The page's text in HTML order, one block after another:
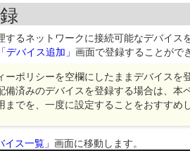
るネットワークに接続可能なデバイス
デバイス追加」 画面で登録することがで
ーポリシーを空欄にしたままデバイス
備済みのデバイスを登録する場合は、
までを、一度に設定することをおすすめ
ス一覧」 画面に移動します。